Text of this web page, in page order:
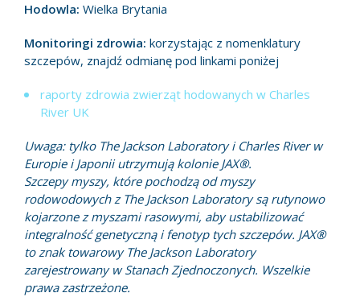
Hodowla: Wielka Brytania
Monitoringi zdrowia: korzystając z nomenklatury
szczepów, znajdź odmianę pod linkami poniżej
raporty zdrowia zwierząt hodowanych w Charles
River UK
Uwaga: tylko The Jackson Laboratory i Charles River w
Europie i Japonii utrzymują kolonie JAX®.
Szczepy myszy, które pochodzą od myszy
rodowodowych z The Jackson Laboratory są rutynowo
kojarzone z myszami rasowymi, aby ustabilizować
integralność genetyczną i fenotyp tych szczepów. JAX®
to znak towarowy The Jackson Laboratory
zarejestrowany w Stanach Zjednoczonych. Wszelkie
prawa zastrzeżone.